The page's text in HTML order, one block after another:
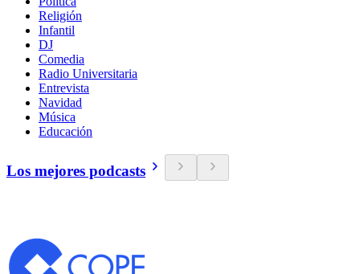
Religión
Infantil
DJ
Comedia
Radio Universitaria
Entrevista
Navidad
Música
Educación
Los mejores podcasts